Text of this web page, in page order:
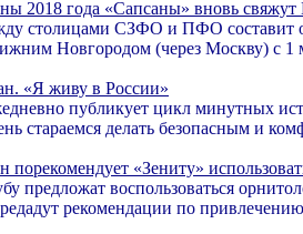
2018 года «Сапсаны» вновь
столицами СЗФО и ПФО составит
Новгородом (через Москву) с 1
«Я живу в России»
публикует цикл минутных
стараемся делать безопасным и
порекомендует «Зениту»
предложат воспользоваться
рекомендации по